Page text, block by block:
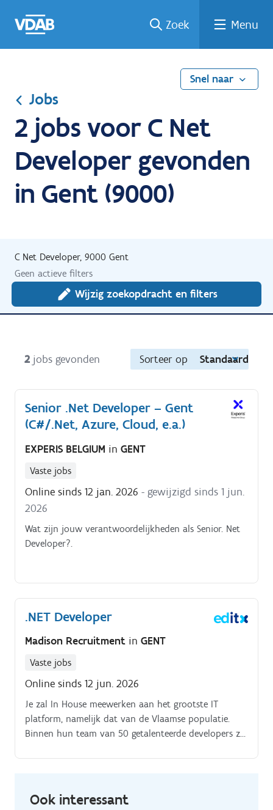
naar
een
een
job
naar
Zoek Menu
Snel naar
Jobs
2 jobs voor C Net
Developer gevonden
in Gent (9000)
C Net Developer, 9000 Gent
Geen actieve filters
Wijzig zoekopdracht en filters
2 jobs gevonden Sorteer op Standaard
Senior .Net Developer – Gent
(C#/.Net, Azure, Cloud, e.a.)
EXPERIS BELGIUM in GENT
Vaste jobs
Online sinds 12 jan. 2026 - gewijzigd sinds 1 jun.
2026
Wat zijn jouw verantwoordelijkheden als Senior. Net
Developer?.
.NET Developer
Madison Recruitment in GENT
Vaste jobs
Online sinds 12 jun. 2026
Je zal In House meewerken aan het grootste IT
platform, namelijk dat van de Vlaamse populatie.
Binnen hun team van 50 getalenteerde developers zal
Ook interessant